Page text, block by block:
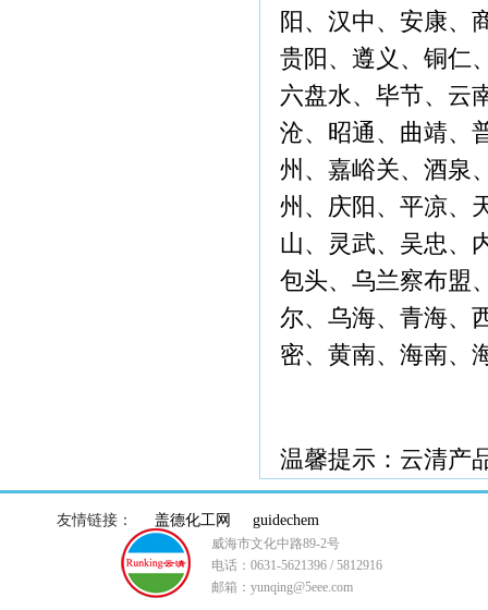
阳、汉中、安康、
贵阳、遵义、铜仁
六盘水、毕节、云
沧、昭通、曲靖、
州、嘉峪关、酒泉
州、庆阳、平凉、
山、灵武、吴忠、
包头、乌兰察布盟
尔、乌海、青海、
密、黄南、海南、
温馨提示：云清产
友情链接： 盖德化工网 guidechem
威海市文化中路89-2号
电话：0631-5621396 / 5812916
邮箱：yunqing@5eee.com